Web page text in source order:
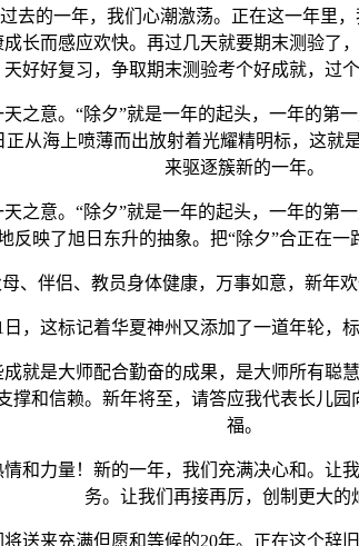
去的一年，我们心潮激荡。正在这一年里
长而感应欢快。再过几天就要期末测验
天好好复习，争取期末测验考个好成就，过
意。“除夕”就是一年的起头，一年的第
从海上喷薄而出放射着光耀精明标，这就
来驱逐簇新的一年。
意。“除夕”就是一年的起头，一年的第
映了旭日东升的抽象。把“除夕”合正在
伴侣、教员身体健康，万事如意，新年欢
标记着华夏神州又添加了一道年轮，标
是大师配合勤奋的成果，是大师所有聪
和信赖。新年将至，请答应我代表长儿
福。
力量！新的一年，我们充满决心和。让
务。让我们再接再厉，创制更大的
来充满但愿和等候的20年。正在这个辞